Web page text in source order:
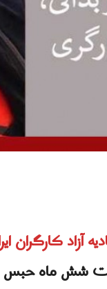
آزاد کارگران
شش ماه حبس